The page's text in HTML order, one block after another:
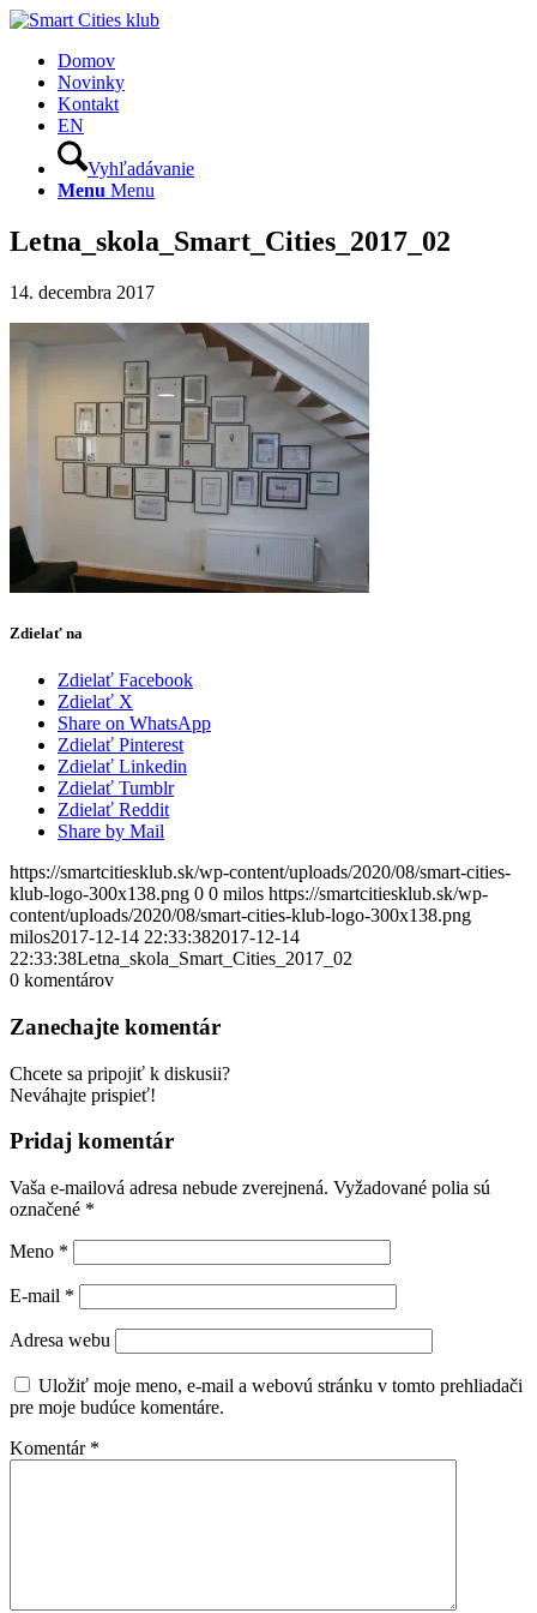
Domov
Novinky
Kontakt
EN
Vyhľadávanie
Menu Menu
Letna_skola_Smart_Cities_2017_02
14. decembra 2017
Zdielať na
Zdielať Facebook
Zdielať X
Share on WhatsApp
Zdielať Pinterest
Zdielať Linkedin
Zdielať Tumblr
Zdielať Reddit
Share by Mail
https://smartcitiesklub.sk/wp-content/uploads/2020/08/smart-cities-
klub-logo-300x138.png 0 0 milos https://smartcitiesklub.sk/wp-
content/uploads/2020/08/smart-cities-klub-logo-300x138.png
milos2017-12-14 22:33:382017-12-14
22:33:38Letna_skola_Smart_Cities_2017_02
0 komentárov
Zanechajte komentár
Chcete sa pripojiť k diskusii?
Neváhajte prispieť!
Pridaj komentár
Vaša e-mailová adresa nebude zverejnená. Vyžadované polia sú
označené *
Meno *
E-mail *
Adresa webu
Uložiť moje meno, e-mail a webovú stránku v tomto prehliadači
pre moje budúce komentáre.
Komentár *